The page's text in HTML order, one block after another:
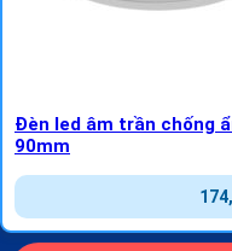
Đèn led âm trần chống
90mm